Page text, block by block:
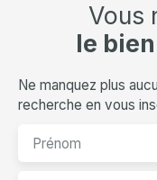
Vous
le
Ne manquez plus
recherche en vous
Prénom